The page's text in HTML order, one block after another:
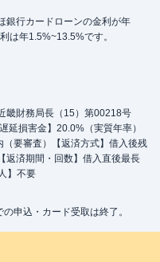
銀行カードローンの金利が年
は年1.5%~13.5%です。
畿財務局長（15）第00218号
延損害金】20.0%（実質年率）
（要審査）【返済方式】借入後残
返済期間・回数】借入直後最長
】不要
申込・カード受取は終了。